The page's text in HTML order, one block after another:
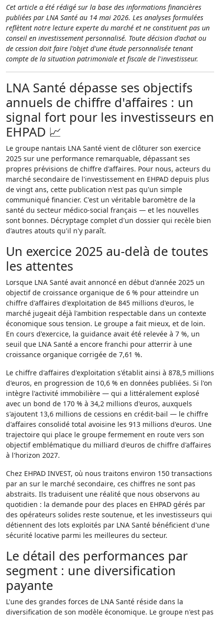
Cet article a été rédigé sur la base des informations financières
publiées par LNA Santé au 14 mai 2026. Les analyses formulées
reflètent notre lecture experte du marché et ne constituent pas un
conseil en investissement personnalisé. Toute décision d'achat ou
de cession doit faire l'objet d'une étude personnalisée tenant
compte de la situation patrimoniale et fiscale de l'investisseur.
LNA Santé dépasse ses objectifs
annuels de chiffre d'affaires : un
signal fort pour les investisseurs en
EHPAD 📈
Le groupe nantais LNA Santé vient de clôturer son exercice
2025 sur une performance remarquable, dépassant ses
propres prévisions de chiffre d'affaires. Pour nous, acteurs du
marché secondaire de l'investissement en EHPAD depuis plus
de vingt ans, cette publication n'est pas qu'un simple
communiqué financier. C'est un véritable baromètre de la
santé du secteur médico-social français — et les nouvelles
sont bonnes. Décryptage complet d'un dossier qui recèle bien
d'autres atouts qu'il n'y paraît.
Un exercice 2025 au-delà de toutes
les attentes
Lorsque LNA Santé avait annoncé en début d'année 2025 un
objectif de croissance organique de 6 % pour atteindre un
chiffre d'affaires d'exploitation de 845 millions d'euros, le
marché jugeait déjà l'ambition respectable dans un contexte
économique sous tension. Le groupe a fait mieux, et de loin.
En cours d'exercice, la guidance avait été relevée à 7 %, un
seuil que LNA Santé a encore franchi pour atterrir à une
croissance organique corrigée de 7,61 %.
Le chiffre d'affaires d'exploitation s'établit ainsi à 878,5 millions
d'euros, en progression de 10,6 % en données publiées. Si l'on
intègre l'activité immobilière — qui a littéralement explosé
avec un bond de 170 % à 34,2 millions d'euros, auxquels
s'ajoutent 13,6 millions de cessions en crédit-bail — le chiffre
d'affaires consolidé total avoisine les 913 millions d'euros. Une
trajectoire qui place le groupe fermement en route vers son
objectif emblématique du milliard d'euros de chiffre d'affaires
à l'horizon 2027.
Chez EHPAD INVEST, où nous traitons environ 150 transactions
par an sur le marché secondaire, ces chiffres ne sont pas
abstraits. Ils traduisent une réalité que nous observons au
quotidien : la demande pour des places en EHPAD gérés par
des opérateurs solides reste soutenue, et les investisseurs qui
détiennent des lots exploités par LNA Santé bénéficient d'une
sécurité locative parmi les meilleures du secteur.
Le détail des performances par
segment : une diversification
payante
L'une des grandes forces de LNA Santé réside dans la
diversification de son modèle économique. Le groupe n'est pas